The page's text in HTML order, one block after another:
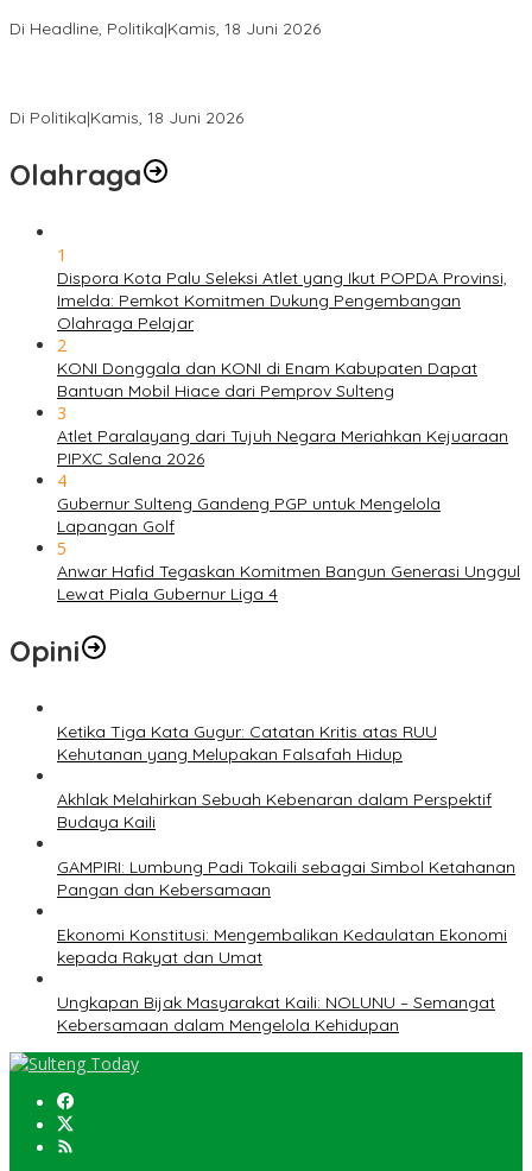
Di Headline, Politika|Kamis, 18 Juni 2026
Di Politika|Kamis, 18 Juni 2026
Olahraga
1
Dispora Kota Palu Seleksi Atlet yang Ikut POPDA Provinsi,
Imelda: Pemkot Komitmen Dukung Pengembangan
Olahraga Pelajar
2
KONI Donggala dan KONI di Enam Kabupaten Dapat
Bantuan Mobil Hiace dari Pemprov Sulteng
3
Atlet Paralayang dari Tujuh Negara Meriahkan Kejuaraan
PIPXC Salena 2026
4
Gubernur Sulteng Gandeng PGP untuk Mengelola
Lapangan Golf
5
Anwar Hafid Tegaskan Komitmen Bangun Generasi Unggul
Lewat Piala Gubernur Liga 4
Opini
Ketika Tiga Kata Gugur: Catatan Kritis atas RUU
Kehutanan yang Melupakan Falsafah Hidup
Akhlak Melahirkan Sebuah Kebenaran dalam Perspektif
Budaya Kaili
GAMPIRI: Lumbung Padi Tokaili sebagai Simbol Ketahanan
Pangan dan Kebersamaan
Ekonomi Konstitusi: Mengembalikan Kedaulatan Ekonomi
kepada Rakyat dan Umat
Ungkapan Bijak Masyarakat Kaili: NOLUNU – Semangat
Kebersamaan dalam Mengelola Kehidupan